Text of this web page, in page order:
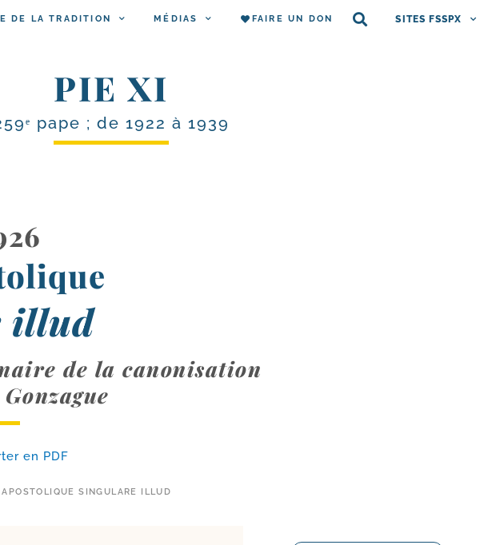
DE LA TRADITION MÉDIAS FAIRE UN DON SITES FSSPX
PIE XI
pape ; de 1922 à 1939
illud
de la canonisation
en PDF
SINGULARE ILLUD